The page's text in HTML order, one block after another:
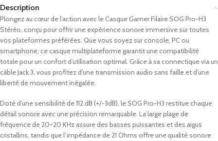
Description
Plongez au cœur de l’action avec le Casque Gamer Filaire SOG Pro-H3
Stéréo, conçu pour offrir une expérience sonore immersive sur toutes
vos plateformes préférées. Que vous soyez sur console, PC ou
smartphone, ce casque multiplateforme garantit une compatibilité
totale pour un confort d’utilisation optimal. Grâce à sa connectique via un
câble Jack 3, vous profitez d’une transmission audio sans faille et d’une
liberté de mouvement inégalée.
Doté d’une sensibilité de 112 dB (+/-3dB), le SOG Pro-H3 restitue chaque
détail sonore avec une précision remarquable. La large plage de
fréquence de 20~20 KHz assure des basses puissantes et des aigus
cristallins, tandis que l’impédance de 21 Ohms offre une qualité sonore